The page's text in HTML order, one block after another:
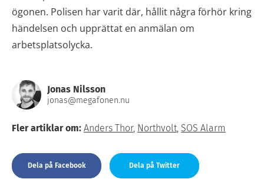
ögonen. Polisen har varit där, hållit några förhör kring
händelsen och upprättat en anmälan om
arbetsplatsolycka.
Jonas Nilsson
jonas@megafonen.nu
Fler artiklar om: Anders Thor, Northvolt, SOS Alarm
Dela på Facebook Dela på Twitter